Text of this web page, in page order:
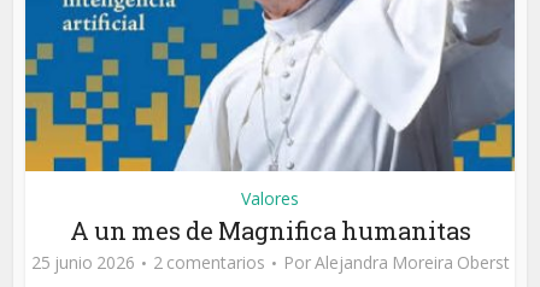
Valores
A un mes de Magnifica humanitas
25 junio 2026 2 comentarios PorAlejandra Moreira Oberst